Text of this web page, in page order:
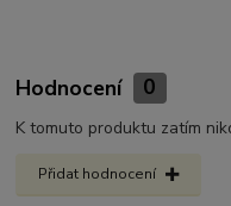
Hodnocení 0
K tomuto produktu zatím
Přidat hodnocení